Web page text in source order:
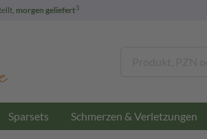
morgen geliefert3
Sparsets Schmerzen & Verletzungen